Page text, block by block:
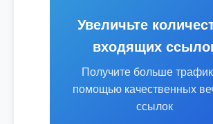
Увеличьте
входящих
Получите больше
помощью качественных
ссылок